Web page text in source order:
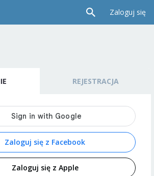
Zaloguj się
REJESTRACJA
Zaloguj się z Facebook
Zaloguj się z Apple